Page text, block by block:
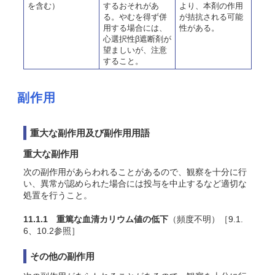
を含む）
するおそれがあ
る。やむを得ず併
用する場合には、
心選択性β遮断剤が
望ましいが、注意
すること。
より、本剤の作用
が拮抗される可能
性がある。
副作用
重大な副作用及び副作用用語
重大な副作用
次の副作用があらわれることがあるので、観察を十分に行
い、異常が認められた場合には投与を中止するなど適切な
処置を行うこと。
11.1.1 重篤な血清カリウム値の低下 （頻度不明）［9.1.
6、10.2参照］
その他の副作用